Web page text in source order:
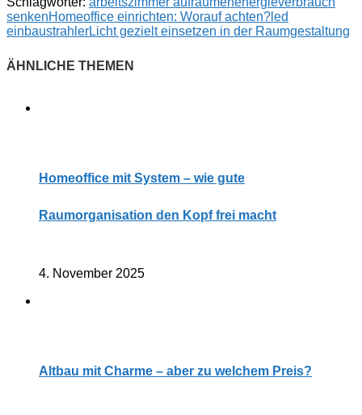
senkenHomeoffice einrichten: Worauf achten? led
einbaustrahlerLicht gezielt einsetzen in der Raumgestaltung
Homeoffice mit System – wie gute
Raumorganisation den Kopf frei macht
4. November 2025
Altbau mit Charme – aber zu welchem Preis?